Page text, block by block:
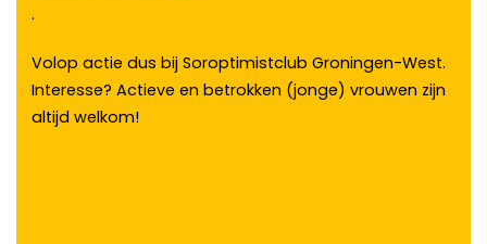
.
Volop actie dus bij Soroptimistclub Groningen-West.
Interesse? Actieve en betrokken (jonge) vrouwen zijn
altijd welkom!